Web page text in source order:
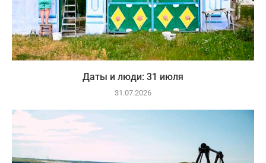
Даты и люди: 31 июля
31.07.2026